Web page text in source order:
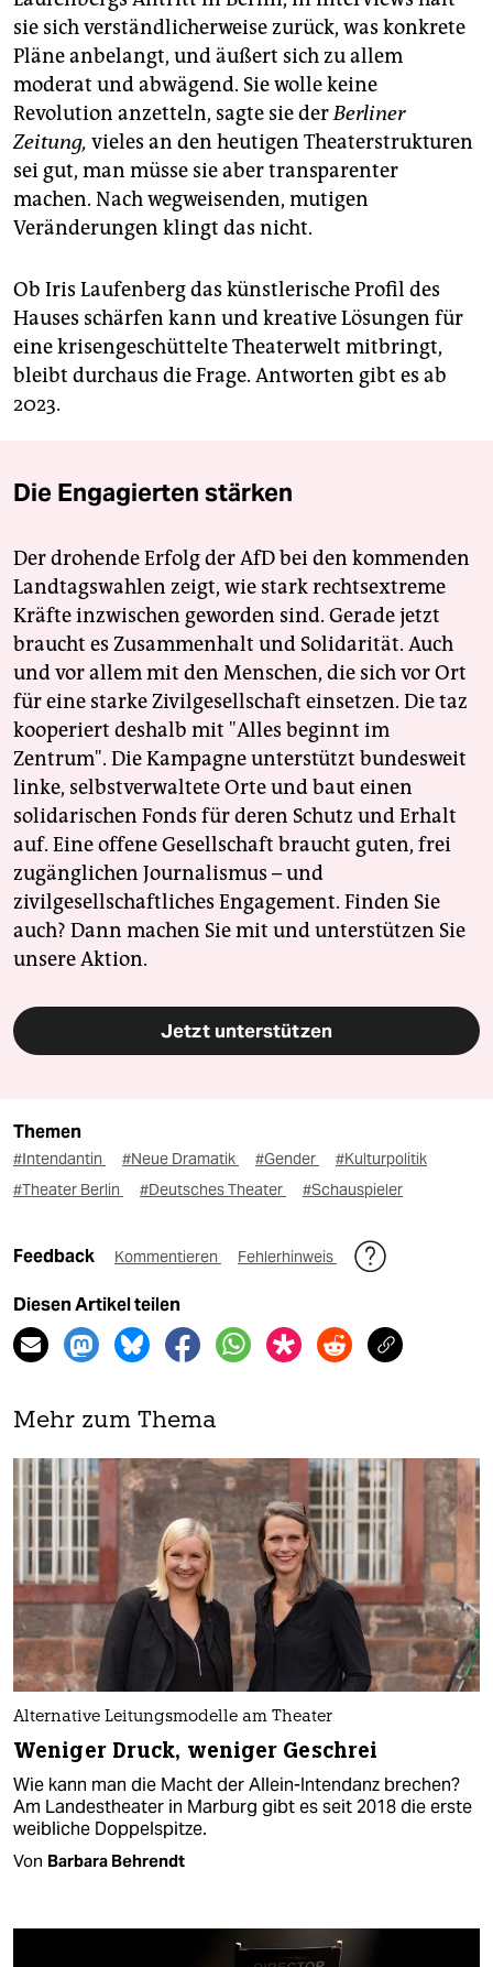
sie sich verständlicherweise zurück, was konkrete
Pläne anbelangt, und äußert sich zu allem
moderat und abwägend. Sie wolle keine
Revolution anzetteln, sagte sie derBerliner
Zeitung, vieles an den heutigen Theaterstrukturen
sei gut, man müsse sie aber transparenter
machen. Nach wegweisenden, mutigen
Veränderungen klingt das nicht.
Ob Iris Laufenberg das künstlerische Profil des
Hauses schärfen kann und kreative Lösungen für
eine krisengeschüttelte Theaterwelt mitbringt,
bleibt durchaus die Frage. Antworten gibt es ab
2023.
Die Engagierten stärken
Der drohende Erfolg der AfD bei den kommenden
Landtagswahlen zeigt, wie stark rechtsextreme
Kräfte inzwischen geworden sind. Gerade jetzt
braucht es Zusammenhalt und Solidarität. Auch
und vor allem mit den Menschen, die sich vor Ort
für eine starke Zivilgesellschaft einsetzen. Die taz
kooperiert deshalb mit "Alles beginnt im
Zentrum". Die Kampagne unterstützt bundesweit
linke, selbstverwaltete Orte und baut einen
solidarischen Fonds für deren Schutz und Erhalt
auf. Eine offene Gesellschaft braucht guten, frei
zugänglichen Journalismus – und
zivilgesellschaftliches Engagement. Finden Sie
auch? Dann machen Sie mit und unterstützen Sie
unsere Aktion.
Jetzt unterstützen
Themen
#Intendantin #Neue Dramatik #Gender
#Kulturpolitik
#Theater Berlin
#Deutsches Theater #Schauspieler
Feedback Kommentieren Fehlerhinweis
Diesen Artikel teilen
Mehr zum Thema
Alternative Leitungsmodelle am Theater
Weniger Druck, weniger Geschrei
Wie kann man die Macht der Allein­-Inten­danz brechen?
Am Landestheater in Marburg gibt es seit 2018 die erste
weibliche Doppelspitze.
Von Barbara Behrendt